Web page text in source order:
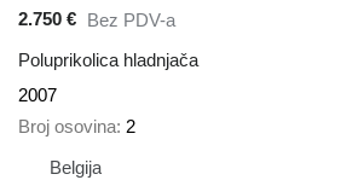
2.750 € Bez PDV-a
Poluprikolica hladnjača
2007
Broj osovina 2
Belgija